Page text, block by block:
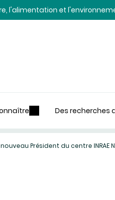
l'alimentation et
Des recherches
Président du centre